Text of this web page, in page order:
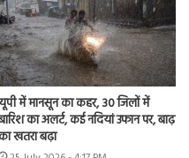
में मानसून का कहर, 30 जिलों में
का अलर्ट, कई नदियां उफान पर, बाढ़
खतरा बढ़ा